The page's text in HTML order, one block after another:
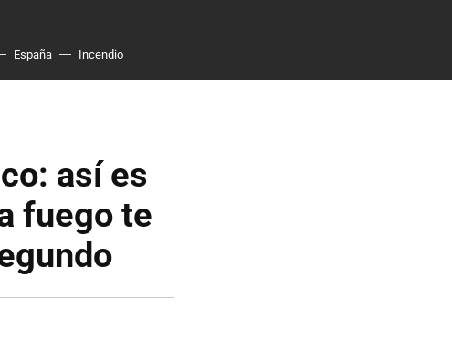
España Incendio
así es
fuego te